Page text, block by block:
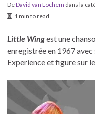
DeDavid van Lochem dans la
1 min to read
Little Wingest une
enregistrée en 1967
Experience et figure sur